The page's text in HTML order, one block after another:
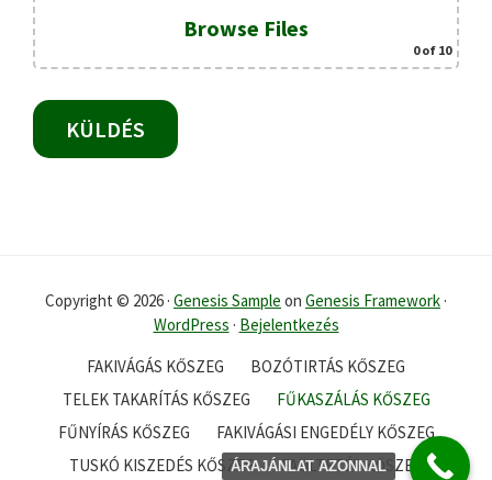
Browse Files
0of 10
Copyright © 2026 · Genesis Sample on Genesis Framework ·
WordPress · Bejelentkezés
FAKIVÁGÁS KŐSZEG
BOZÓTIRTÁS KŐSZEG
TELEK TAKARÍTÁS KŐSZEG
FŰKASZÁLÁS KŐSZEG
FŰNYÍRÁS KŐSZEG
FAKIVÁGÁSI ENGEDÉLY KŐSZEG
TUSKÓ KISZEDÉS KŐSZEG
FAÜLTETÉS KŐSZEG
ÁRAJÁNLAT AZONNAL